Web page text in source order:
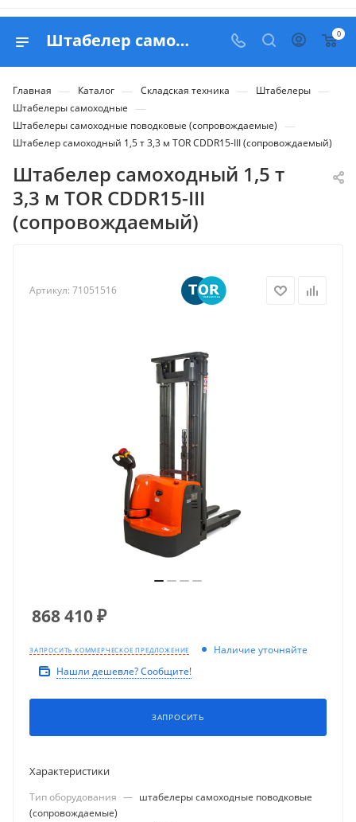
Штабелер самоходный 1,5 т 3,3 м TOR CDDR15-III (сопровождаемый) - купить в Belapex 0
Главная — Каталог — Складская техника — Штабелеры —
Штабелеры самоходные —
Штабелеры самоходные поводковые (сопровождаемые) —
Штабелер самоходный 1,5 т 3,3 м TOR CDDR15-III (сопровождаемый)
Штабелер самоходный 1,5 т
3,3 м TOR CDDR15-III
(сопровождаемый)
Артикул: 71051516
868 410₽
ЗАПРОСИТЬ КОММЕРЧЕСКОЕ ПРЕДЛОЖЕНИЕ
Наличие уточняйте
Нашли дешевле? Сообщите!
ЗАПРОСИТЬ
Характеристики
Тип оборудования — штабелеры самоходные поводковые
(сопровождаемые)